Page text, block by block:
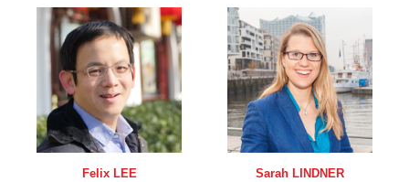
Felix LEE Sarah LINDNER